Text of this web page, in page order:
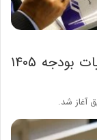
کمیسیون تلفیق مجلس بررسی جزییات بودجه ۱۴۰۵